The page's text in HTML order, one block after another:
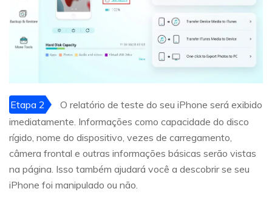
Etapa 2
O relatório de teste do seu iPhone será exibido
imediatamente. Informações como capacidade do disco
rígido, nome do dispositivo, vezes de carregamento,
câmera frontal e outras informações básicas serão vistas
na página. Isso também ajudará você a descobrir se seu
iPhone foi manipulado ou não.